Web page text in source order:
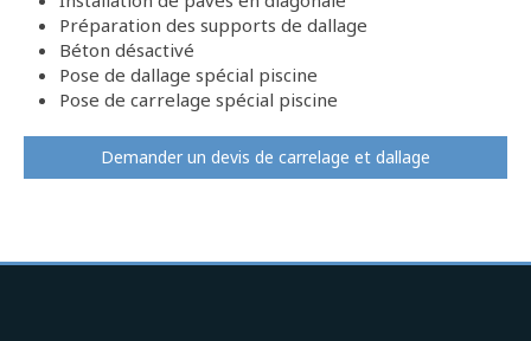
Préparation des supports de dallage
Béton désactivé
Pose de dallage spécial piscine
Pose de carrelage spécial piscine
Demander un devis de carrelage et dallage